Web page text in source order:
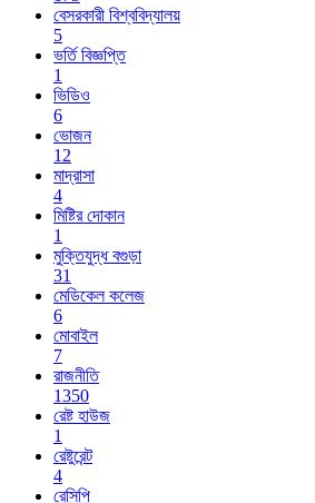
বেসরকারী বিশ্ববিদ্যালয়
5
ভর্তি বিজ্ঞপ্তি
1
ভিডিও
6
ভোজন
12
মাদ্রাসা
4
মিষ্টির দোকান
1
মুক্তিযুদ্ধ বগুড়া
31
মেডিকেল কলেজ
6
মোবাইল
7
রাজনীতি
1350
রেষ্ট হাউজ
1
রেষ্টুরেন্ট
4
রেসিপি